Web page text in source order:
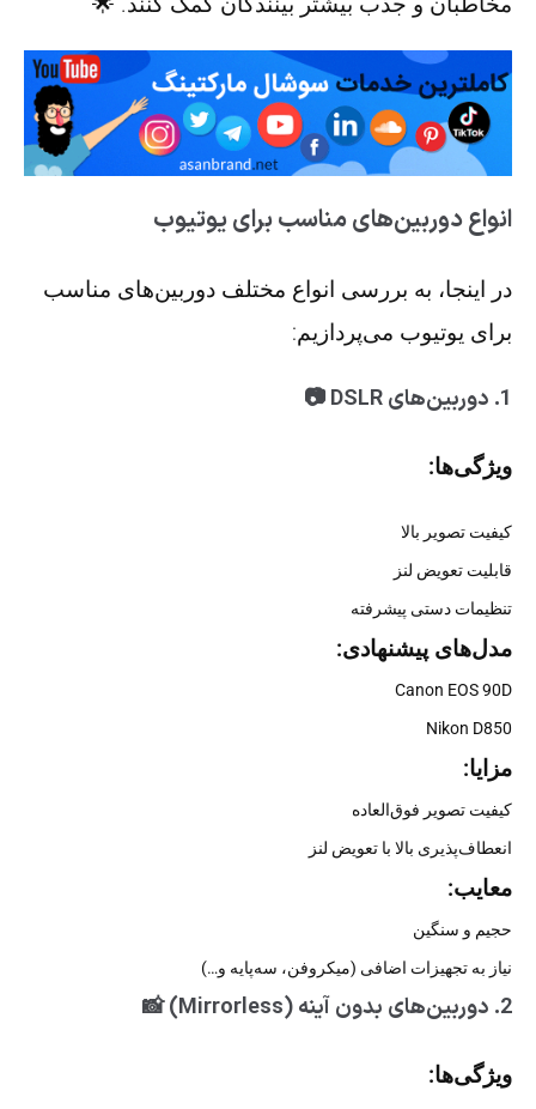
انواع دوربین‌های مناسب برای یوتیوب
در اینجا، به بررسی انواع مختلف دوربین‌های مناسب
برای یوتیوب می‌پردازیم:
1. دوربین‌های DSLR 📷
ویژگی‌ها:
کیفیت تصویر بالا
قابلیت تعویض لنز
تنظیمات دستی پیشرفته
مدل‌های پیشنهادی:
Canon EOS 90D
Nikon D850
مزایا:
کیفیت تصویر فوق‌العاده
انعطاف‌پذیری بالا با تعویض لنز
معایب:
حجیم و سنگین
نیاز به تجهیزات اضافی (میکروفن، سه‌پایه و…)
2. دوربین‌های بدون آینه (Mirrorless) 📸
ویژگی‌ها: